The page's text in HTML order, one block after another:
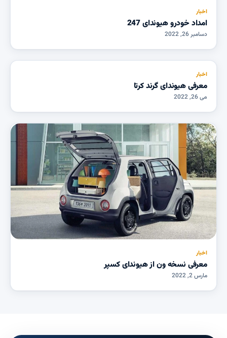
اخبار
امداد خودرو هیوندای 247
دسامبر 26, 2022
اخبار
معرفی هیوندای گرند کرتا
می 26, 2022
اخبار
معرفی نسخه ون از هیوندای کسپر
مارس 2, 2022